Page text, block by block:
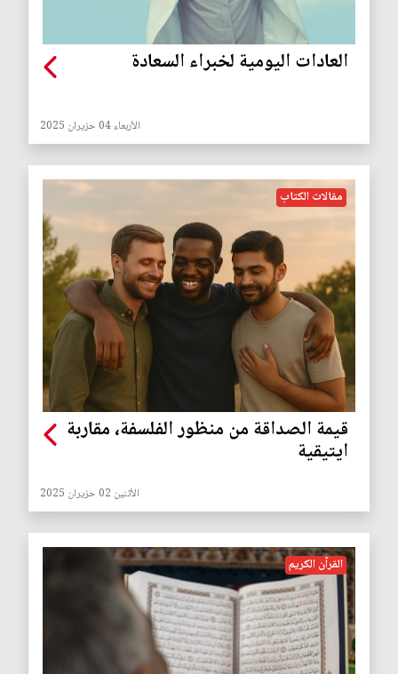
العادات اليومية لخبراء السعادة
الأربعاء 04 حزيران 2025
مقالات الكتاب
قيمة الصداقة من منظور الفلسفة، مقاربة
ايتيقية
الأثنين 02 حزيران 2025
القرآن الكريم